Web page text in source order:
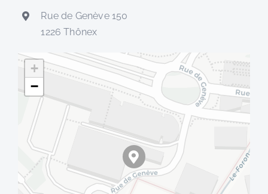
Rue de Genève 150
1226 Thônex
+
−